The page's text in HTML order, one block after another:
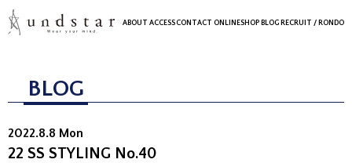
ABOUT ACCESSCONTACT ONLINESHOP BLOG RECRUIT / RONDO
BLOG
2022.8.8 Mon
22 SS STYLING No.40